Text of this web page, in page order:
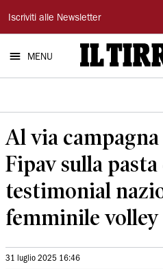
Il
Tirreno
Iscriviti alle Newsletter
MENU
Al via
Fipav sulla pasta
testimonial
femminile volley
31 luglio 2025 16:46